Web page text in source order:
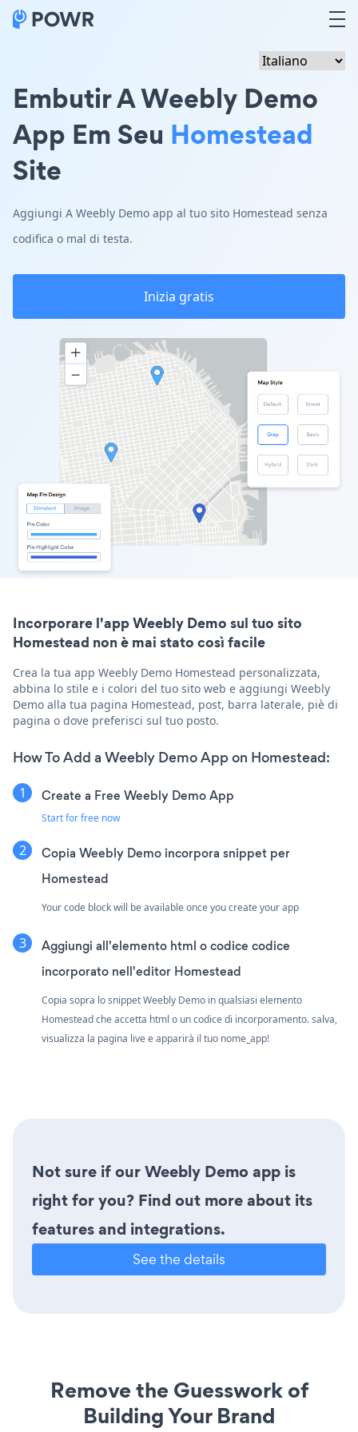
Embutir A Weebly Demo
App Em Seu Homestead
Site
Aggiungi A Weebly Demo app al tuo sito Homestead senza
codifica o mal di testa.
Inizia gratis
Incorporare l'app Weebly Demo sul tuo sito
Homestead non è mai stato così facile
Crea la tua app Weebly Demo Homestead personalizzata,
abbina lo stile e i colori del tuo sito web e aggiungi Weebly
Demo alla tua pagina Homestead, post, barra laterale, piè di
pagina o dove preferisci sul tuo posto.
How To Add a Weebly Demo App on Homestead:
Create a Free Weebly Demo App
Start for free now
Copia Weebly Demo incorpora snippet per
Homestead
Your code block will be available once you create your app
Aggiungi all'elemento html o codice codice
incorporato nell'editor Homestead
Copia sopra lo snippet Weebly Demo in qualsiasi elemento
Homestead che accetta html o un codice di incorporamento. salva,
visualizza la pagina live e apparirà il tuo nome_app!
Not sure if our Weebly Demo app is
right for you? Find out more about its
features and integrations.
See the details
Remove the Guesswork of
Building Your Brand